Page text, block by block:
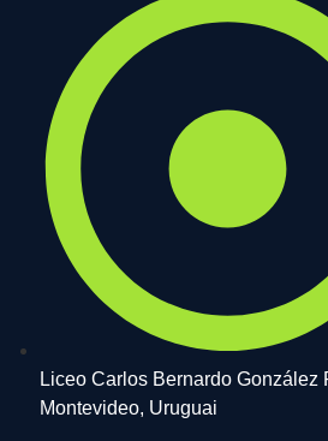
Liceo Carlos Bernardo González
Montevideo, Uruguai